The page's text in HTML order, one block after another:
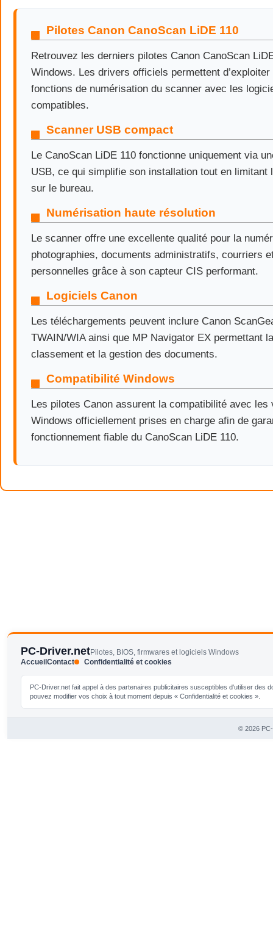
Pilotes Canon CanoScan LiDE 110
Retrouvez les derniers pilotes Canon CanoScan
Windows. Les drivers officiels permettent
fonctions de numérisation du scanner avec les
compatibles.
Scanner USB compact
Le CanoScan LiDE 110 fonctionne uniquement via
USB, ce qui simplifie son installation tout en limitant
sur le bureau.
Numérisation haute résolution
Le scanner offre une excellente qualité pour la
photographies, documents administratifs, courriers
personnelles grâce à son capteur CIS performant.
Logiciels Canon
Les téléchargements peuvent inclure Canon
TWAIN/WIA ainsi que MP Navigator EX permettant
classement et la gestion des documents.
Compatibilité Windows
Les pilotes Canon assurent la compatibilité avec les
Windows officiellement prises en charge afin de
fonctionnement fiable du CanoScan LiDE 110.
PC-Driver.netPilotes, BIOS, firmwares et logiciels Windows
AccueilContact Confidentialité et cookies
PC-Driver.net fait appel à des partenaires publicitaires susceptibles d'utiliser
pouvez modifier vos choix à tout moment depuis « Confidentialité et cookies ».
© 2026